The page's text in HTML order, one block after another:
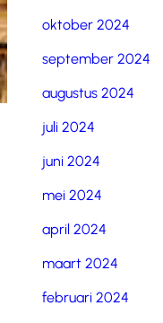
oktober 2024
september 2024
augustus 2024
juli 2024
juni 2024
mei 2024
april 2024
maart 2024
februari 2024